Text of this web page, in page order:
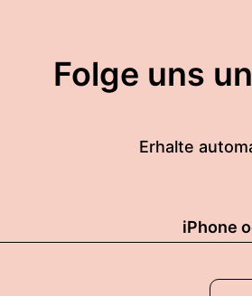
Folge uns
Erhalte
iPhone